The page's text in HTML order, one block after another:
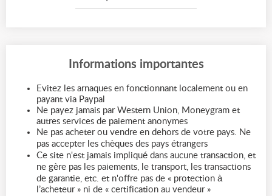
Informations importantes
Evitez les arnaques en fonctionnant localement ou en
payant via Paypal
Ne payez jamais par Western Union, Moneygram et
autres services de paiement anonymes
Ne pas acheter ou vendre en dehors de votre pays. Ne
pas accepter les chèques des pays étrangers
Ce site n'est jamais impliqué dans aucune transaction, et
ne gère pas les paiements, le transport, les transactions
de garantie, etc. et n'offre pas de « protection à
l’acheteur » ni de « certification au vendeur »